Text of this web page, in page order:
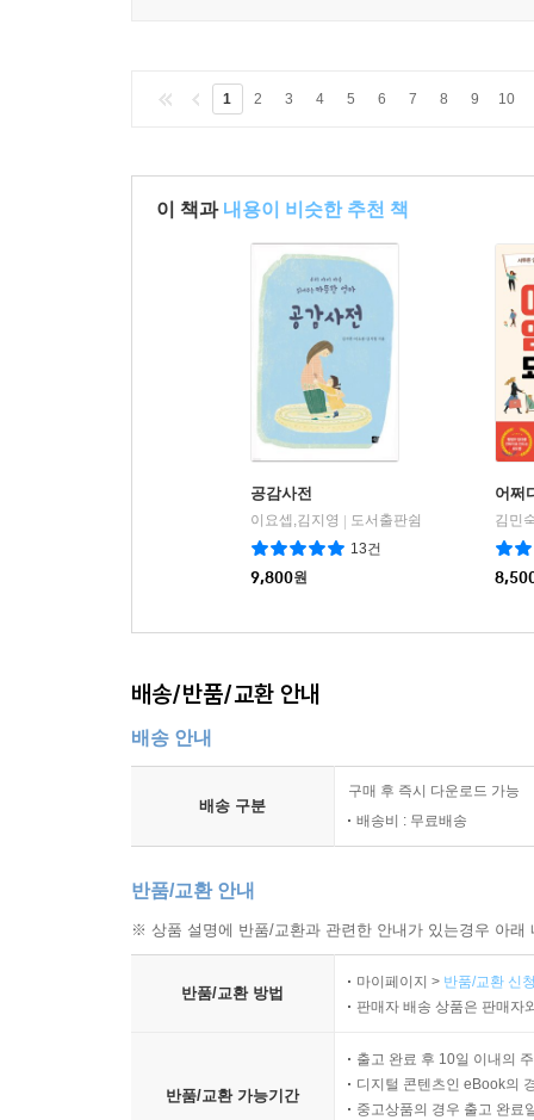
1 2 3 4 5 6 7 8 9 10
이 책과 내용이 비슷한 추천 책
공감사전
이요셉,김지영
도서출판쉼
13건
9,800원
어쩌
김민
배송/반품/교환 안내
배송 안내
배송 구분
구매 후 즉시 다운로드 가능
배송비 : 무료배송
반품/교환 안내
※ 상품 설명에 반품/교환과 관련한 안내가 있는경우 아
반품/교환 방법
마이페이지 > 반품/교환 신
판매자 배송 상품은 판매자
반품/교환 가능기간
출고 완료 후 10일 이내의
디지털 콘텐츠인 eBook의
중고상품의 경우 출고 완료